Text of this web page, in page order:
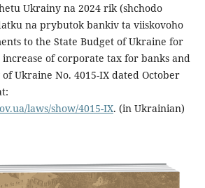
Ukrainy na 2024 rik (shchodo
na prybutok bankiv ta viiskovoho
to the State Budget of Ukraine for
of corporate tax for banks and
Ukraine No. 4015-IX dated October
laws/show/4015-IX. (in Ukrainian)